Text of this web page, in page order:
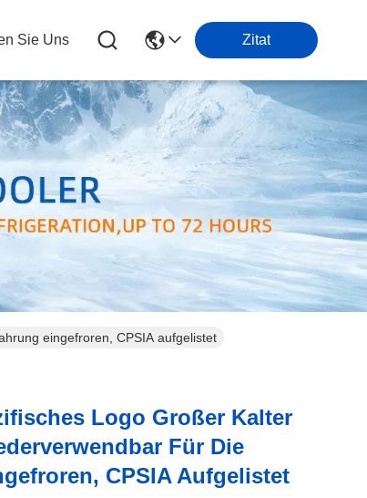
Sie Uns Zitat
eingefroren, CPSIA aufgelistet
Logo Großer Kalter
Für Die
CPSIA Aufgelistet